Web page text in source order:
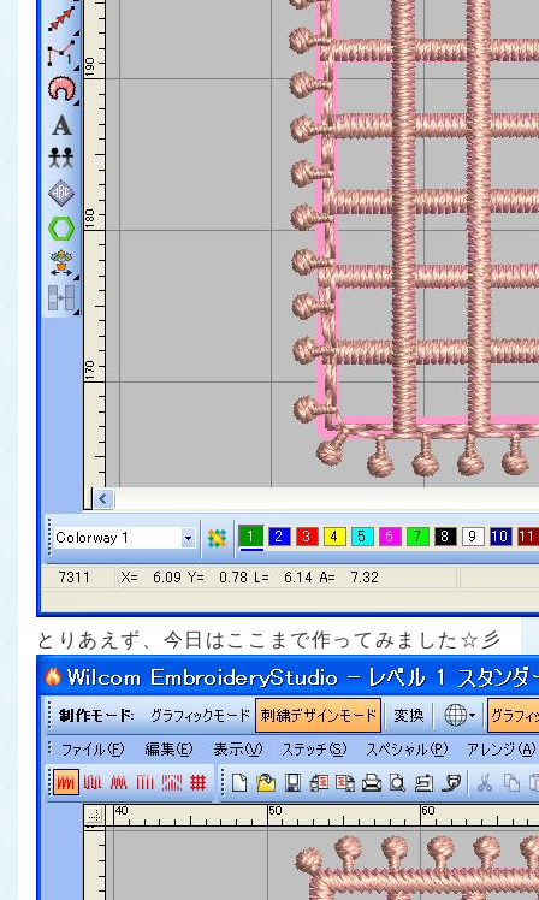
とりあえず、今日はここまで作ってみました☆彡